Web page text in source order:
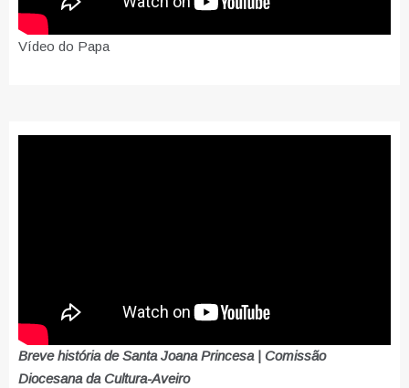
Vídeo do Papa
Breve história de Santa Joana Princesa | Comissão
Diocesana da Cultura-Aveiro